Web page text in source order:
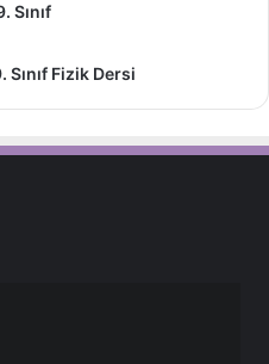
Sınıf
Fizik Dersi